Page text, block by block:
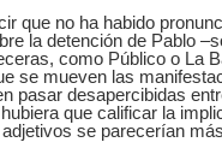
que no ha habido
la detención de Pablo
como Público o La
se mueven las
pasar desapercibidas
que calificar la
se parecerían